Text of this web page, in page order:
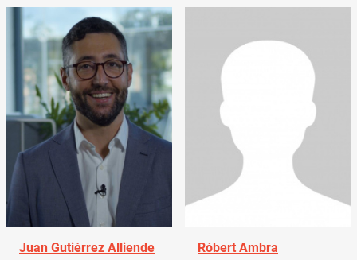
Juan Gutiérrez Alliende
Róbert Ambra